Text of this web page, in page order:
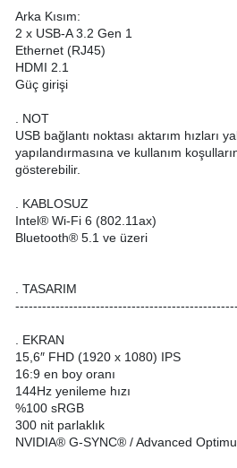
Arka Kısım:
2 x USB-A 3.2 Gen 1
Ethernet (RJ45)
HDMI 2.1
Güç girişi
. NOT
USB bağlantı noktası aktarım hızları
yapılandırmasına ve kullanım
gösterebilir.
. KABLOSUZ
Intel® Wi-Fi 6 (802.11ax)
Bluetooth® 5.1 ve üzeri
. TASARIM
--------------------------------------------------
. EKRAN
15,6″ FHD (1920 x 1080) IPS
16:9 en boy oranı
144Hz yenileme hızı
%100 sRGB
300 nit parlaklık
NVIDIA® G-SYNC® / Advanced